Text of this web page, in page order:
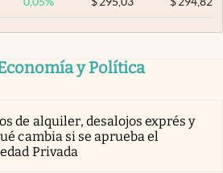
y Política
de alquiler, desalojos exprés y
cambia si se aprueba el
Privada